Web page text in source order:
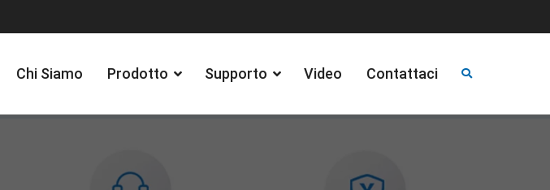
Chi Siamo Prodotto Supporto Video Contattaci